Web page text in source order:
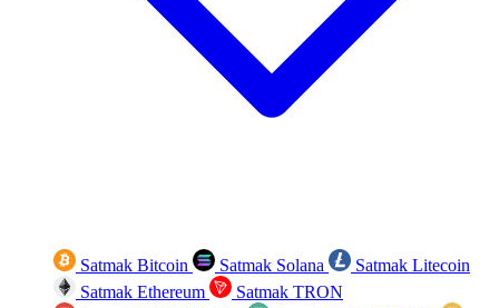
Satmak Bitcoin Satmak Solana
Satmak Litecoin
Satmak Ethereum
Satmak TRON